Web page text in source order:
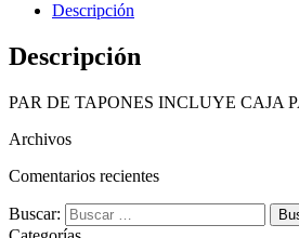
Descripción
Descripción
PAR DE TAPONES INCLUYE CAJA
Archivos
Comentarios recientes
Buscar: